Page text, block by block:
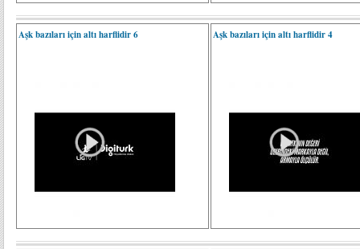
Aşk bazıları için altı harflidir 6 Aşk bazıları için altı harflidir 4